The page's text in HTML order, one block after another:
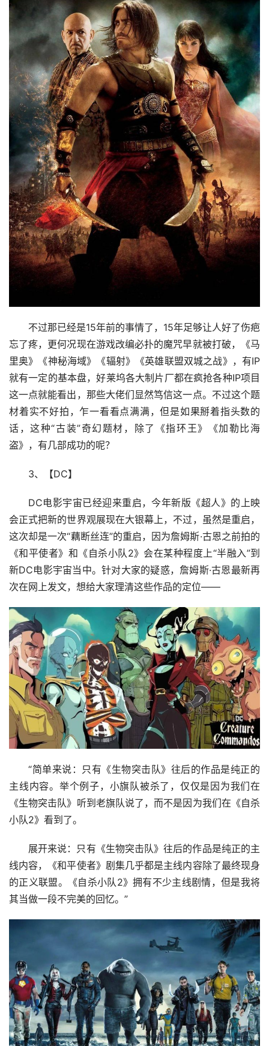
不过那已经是15年前的事情了，15年足够让人好了伤疤
忘了疼，更何况现在游戏改编必扑的魔咒早就被打破，《马
里奥》《神秘海域》《辐射》《英雄联盟双城之战》，有IP
就有一定的基本盘，好莱坞各大制片厂都在疯抢各种IP项目
这一点就能看出，那些大佬们显然笃信这一点。不过这个题
材着实不好拍，乍一看看点满满，但是如果掰着指头数的
话，这种“古装”奇幻题材，除了《指环王》《加勒比海
盗》，有几部成功的呢？
3、【DC】
DC电影宇宙已经迎来重启，今年新版《超人》的上映
会正式把新的世界观展现在大银幕上，不过，虽然是重启，
这次却是一次“藕断丝连”的重启，因为詹姆斯·古恩之前拍的
《和平使者》和《自杀小队2》会在某种程度上“半融入”到
新DC电影宇宙当中。针对大家的疑惑，詹姆斯·古恩最新再
次在网上发文，想给大家理清这些作品的定位——
“简单来说：只有《生物突击队》往后的作品是纯正的
主线内容。举个例子，小旗队被杀了，仅仅是因为我们在
《生物突击队》听到老旗队说了，而不是因为我们在《自杀
小队2》看到了。
展开来说：只有《生物突击队》往后的作品是纯正的主
线内容，《和平使者》剧集几乎都是主线内容除了最终现身
的正义联盟。《自杀小队2》拥有不少主线剧情，但是我将
其当做一段不完美的回忆。”